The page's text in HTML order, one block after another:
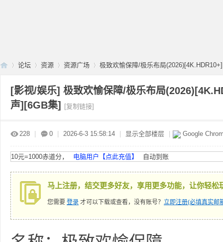
»
论坛
›
资源
›
资源广场
›
极致欢愉保障/极乐布局
[影视/娱乐] 极致欢愉保障/极乐布局
声][6GB集]
[复制链接]
228 0 2026-6-3 15:58:14 显示全部楼层 Google
10元=1000赤道分， 电脑用户【点此充值】 自动到账
马上注册，结交更多好友，享用更多功能，让你轻松
您需要 登录 才可以下载或查看，没有账号？ 立即注册(必填真实邮